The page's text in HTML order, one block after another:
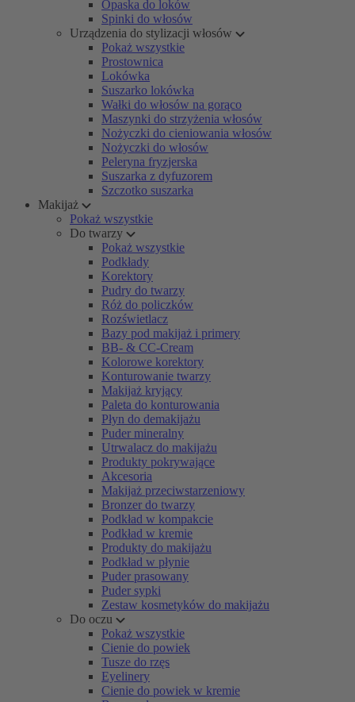
Opaska do loków
Spinki do włosów
Urządzenia do stylizacji włosów
Pokaż wszystkie
Prostownica
Lokówka
Suszarko lokówka
Wałki do włosów na gorąco
Maszynki do strzyżenia włosów
Nożyczki do cieniowania włosów
Nożyczki do włosów
Peleryna fryzjerska
Suszarka z dyfuzorem
Szczotko suszarka
Makijaż
Pokaż wszystkie
Do twarzy
Pokaż wszystkie
Podkłady
Korektory
Pudry do twarzy
Róż do policzków
Rozświetlacz
Bazy pod makijaż i primery
BB- & CC-Cream
Kolorowe korektory
Konturowanie twarzy
Makijaż kryjący
Paleta do konturowania
Płyn do demakijażu
Puder mineralny
Utrwalacz do makijażu
Produkty pokrywające
Akcesoria
Makijaż przeciwstarzeniowy
Bronzer do twarzy
Podkład w kompakcie
Podkład w kremie
Produkty do makijażu
Podkład w płynie
Puder prasowany
Puder sypki
Zestaw kosmetyków do makijażu
Do oczu
Pokaż wszystkie
Cienie do powiek
Tusze do rzęs
Eyelinery
Cienie do powiek w kremie